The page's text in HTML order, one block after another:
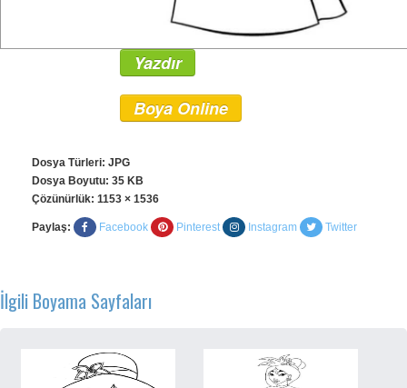
Yazdır
Boya Online
Dosya Türleri: JPG
Dosya Boyutu: 35 KB
Çözünürlük: 1153 × 1536
Paylaş: Facebook Pinterest Instagram Twitter
İlgili Boyama Sayfaları